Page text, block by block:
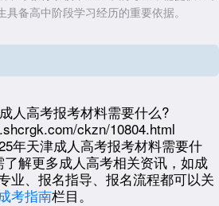
备高中阶段学习经历的重要依据。
，一些考生因家庭原因未能完成高中学业，
在单位可为其开具同等学力证明。
育部审定核准的国民教育系列高等学
的专科毕业证书原件及复印件。常见的专
业证、成人高考专科毕业证、自考专科毕业
人高考报考材料需要什么?
ckzn/10804.html
年天津成人高考报考材料需要什
解更多成人高考相关资讯，如成
业、报名指导、报名流程都可以关
考指南栏目。